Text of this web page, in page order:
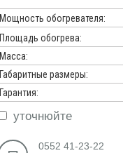
Мощность обогревателя:
Площадь обогрева:
Масса:
Габаритные размеры:
Гарантия:
уточнюйте
0552 41-23-22